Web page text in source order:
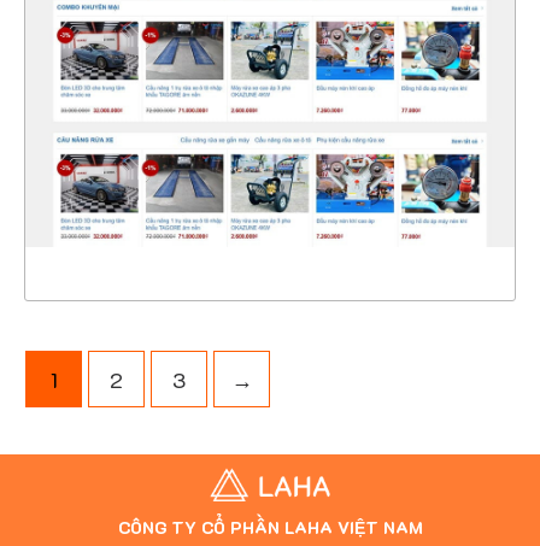
CHI TIẾT
XEM THỰC TẾ
1 2 3 →
CÔNG TY CỔ PHẦN LAHA VIỆT NAM